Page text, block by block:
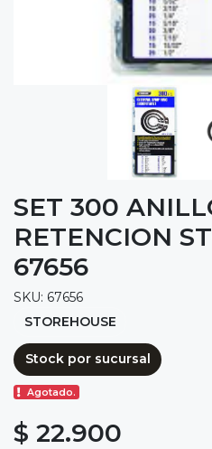
SET 300
RETENCION
67656
SKU: 67656
STOREHOUSE
Stock por sucursal
Agotado.
$ 22.900